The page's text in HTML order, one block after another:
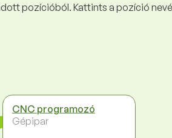
pozícióból. Kattints a pozíció
CNC programozó
Gépipar